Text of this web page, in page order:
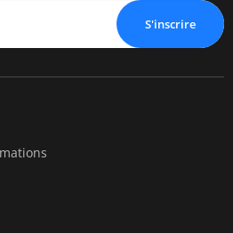
S'inscrire